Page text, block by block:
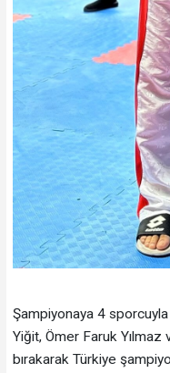
Şampiyonaya 4
Yiğit, Ömer Faruk
bırakarak Türkiye